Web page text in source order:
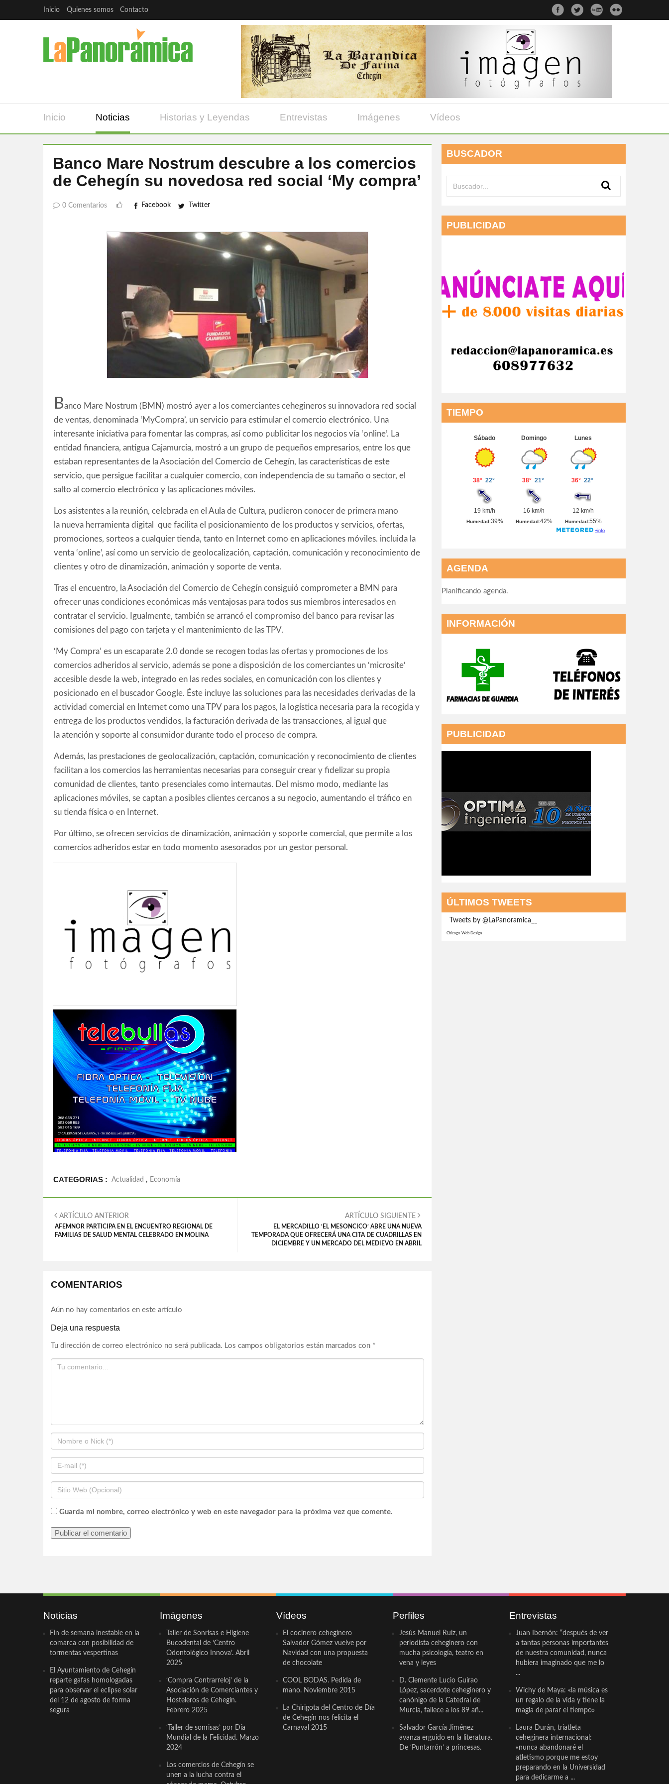
Inicio Quienes somos Contacto
Inicio Noticias Historias y Leyendas Entrevistas Imágenes Vídeos
Banco Mare Nostrum descubre a los comercios
de Cehegín su novedosa red social ‘My compra’
0 Comentarios Facebook Twitter
Banco Mare Nostrum (BMN) mostró ayer a los comerciantes cehegineros su innovadora red social
de ventas, denominada ‘MyCompra’, un servicio para estimular el comercio electrónico. Una
interesante iniciativa para fomentar las compras, así como publicitar los negocios vía ‘online’. La
entidad financiera, antigua Cajamurcia, mostró a un grupo de pequeños empresarios, entre los que
estaban representantes de la Asociación del Comercio de Cehegín, las características de este
servicio, que persigue facilitar a cualquier comercio, con independencia de su tamaño o sector, el
salto al comercio electrónico y las aplicaciones móviles.
Los asistentes a la reunión, celebrada en el Aula de Cultura, pudieron conocer de primera mano
la nueva herramienta digital que facilita el posicionamiento de los productos y servicios, ofertas,
promociones, sorteos a cualquier tienda, tanto en Internet como en aplicaciones móviles. incluida la
venta ‘online’, así como un servicio de geolocalización, captación, comunicación y reconocimiento de
clientes y otro de dinamización, animación y soporte de venta.
Tras el encuentro, la Asociación del Comercio de Cehegín consiguió comprometer a BMN para
ofrecer unas condiciones económicas más ventajosas para todos sus miembros interesados en
contratar el servicio. Igualmente, también se arrancó el compromiso del banco para revisar las
comisiones del pago con tarjeta y el mantenimiento de las TPV.
‘My Compra’ es un escaparate 2.0 donde se recogen todas las ofertas y promociones de los
comercios adheridos al servicio, además se pone a disposición de los comerciantes un ‘microsite‘
accesible desde la web, integrado en las redes sociales, en comunicación con los clientes y
posicionado en el buscador Google. Éste incluye las soluciones para las necesidades derivadas de la
actividad comercial en Internet como una TPV para los pagos, la logística necesaria para la recogida y
entrega de los productos vendidos, la facturación derivada de las transacciones, al igual que
la atención y soporte al consumidor durante todo el proceso de compra.
Además, las prestaciones de geolocalización, captación, comunicación y reconocimiento de clientes
facilitan a los comercios las herramientas necesarias para conseguir crear y fidelizar su propia
comunidad de clientes, tanto presenciales como internautas. Del mismo modo, mediante las
aplicaciones móviles, se captan a posibles clientes cercanos a su negocio, aumentando el tráfico en
su tienda física o en Internet.
Por último, se ofrecen servicios de dinamización, animación y soporte comercial, que permite a los
comercios adheridos estar en todo momento asesorados por un gestor personal.
CATEGORIAS : Actualidad , Economía
ARTÍCULO ANTERIOR
AFEMNOR PARTICIPA EN EL ENCUENTRO REGIONAL DE
FAMILIAS DE SALUD MENTAL CELEBRADO EN MOLINA
ARTÍCULO SIGUIENTE
EL MERCADILLO ‘EL MESONCICO’ ABRE UNA NUEVA
TEMPORADA QUE OFRECERÁ UNA CITA DE CUADRILLAS EN
DICIEMBRE Y UN MERCADO DEL MEDIEVO EN ABRIL
COMENTARIOS
Aún no hay comentarios en este artículo
Deja una respuesta
Tu dirección de correo electrónico no será publicada. Los campos obligatorios están marcados con *
Guarda mi nombre, correo electrónico y web en este navegador para la próxima vez que comente.
BUSCADOR
PUBLICIDAD
TIEMPO
AGENDA
Planificando agenda.
INFORMACIÓN
PUBLICIDAD
ÚLTIMOS TWEETS
Tweets by @LaPanoramica__
Chicago Web Design
Noticias
Fin de semana inestable en la
comarca con posibilidad de
tormentas vespertinas
El Ayuntamiento de Cehegín
reparte gafas homologadas
para observar el eclipse solar
del 12 de agosto de forma
segura
Imágenes
Taller de Sonrisas e Higiene
Bucodental de ‘Centro
Odontológico Innova’. Abril
2025
‘Compra Contrarreloj’ de la
Asociación de Comerciantes y
Hosteleros de Cehegín.
Febrero 2025
‘Taller de sonrisas’ por Día
Mundial de la Felicidad. Marzo
2024
Los comercios de Cehegín se
unen a la lucha contra el
Vídeos
El cocinero ceheginero
Salvador Gómez vuelve por
Navidad con una propuesta
de chocolate
COOL BODAS. Pedida de
mano. Noviembre 2015
La Chirigota del Centro de Día
de Cehegín nos felicita el
Carnaval 2015
Perfiles
Jesús Manuel Ruiz, un
periodista ceheginero con
mucha psicología, teatro en
vena y leyes
D. Clemente Lucio Guirao
López, sacerdote ceheginero y
canónigo de la Catedral de
Murcia, fallece a los 89 añ...
Salvador García Jiménez
avanza erguido en la literatura.
De ‘Puntarrón’ a princesas.
Entrevistas
Juan Ibernón: “después de ver
a tantas personas importantes
de nuestra comunidad, nunca
hubiera imaginado que me lo
...
Wichy de Maya: «la música es
un regalo de la vida y tiene la
magia de parar el tiempo»
Laura Durán, triatleta
ceheginera internacional:
«nunca abandonaré el
atletismo porque me estoy
preparando en la Universidad
para dedicarme a ...